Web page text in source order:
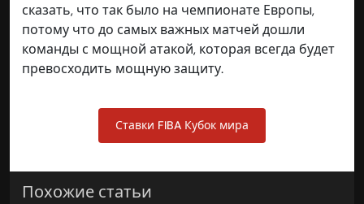
сказать, что так было на чемпионате Европы,
потому что до самых важных матчей дошли
команды с мощной атакой, которая всегда будет
превосходить мощную защиту.
Ставки FIBA Кубок мира
Похожие статьи